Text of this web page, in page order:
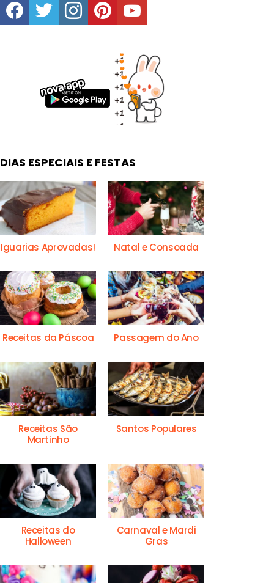
DIAS ESPECIAIS E FESTAS
Iguarias Aprovadas! Natal e Consoada
Receitas da Páscoa Passagem do Ano
Receitas São
Martinho
Santos Populares
Receitas do
Halloween
Carnaval e Mardi
Gras